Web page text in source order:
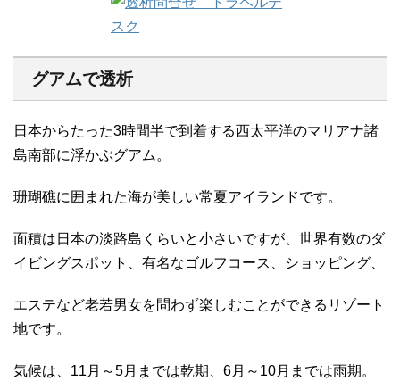
グアムで透析
日本からたった3時間半で到着する西太平洋のマリアナ諸
島南部に浮かぶグアム。
珊瑚礁に囲まれた海が美しい常夏アイランドです。
面積は日本の淡路島くらいと小さいですが、世界有数のダ
イビングスポット、有名なゴルフコース、ショッピング、
エステなど老若男女を問わず楽しむことができるリゾート
地です。
気候は、11月～5月までは乾期、6月～10月までは雨期。